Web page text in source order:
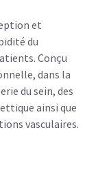
et
du
Conçu
dans la
du sein, des
ainsi que
vasculaires.